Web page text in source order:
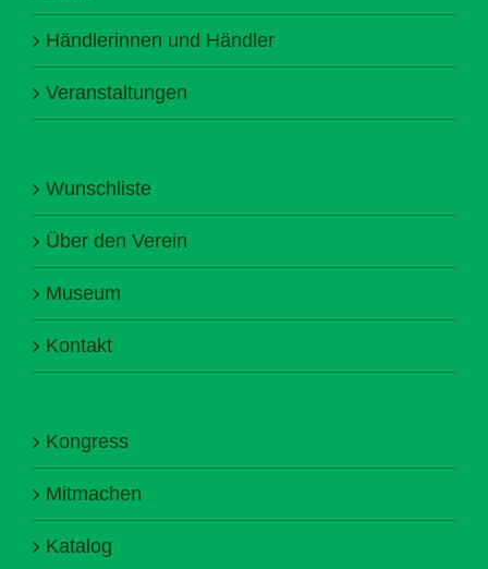
Händlerinnen und Händler
Veranstaltungen
Wunschliste
Über den Verein
Museum
Kontakt
Kongress
Mitmachen
Katalog